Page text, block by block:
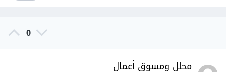
0
محلل ومسوق أعمال